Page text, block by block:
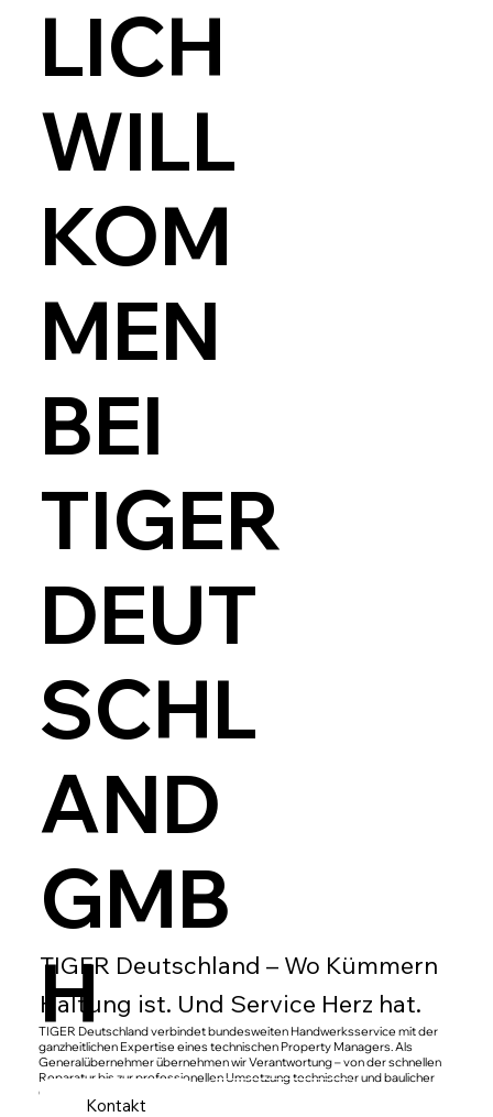
TIGER Deutschland – Wo Kümmern
Haltung ist. Und Service Herz hat.
TIGER Deutschland verbindet bundesweiten Handwerksservice mit der
ganzheitlichen Expertise eines technischen Property Managers. Als
Generalübernehmer übernehmen wir Verantwortung – von der schnellen
Reparatur bis zur professionellen Umsetzung technischer und baulicher
CAPEX-Maßnahmen.
LICH
WILL
KOM
MEN
BEI
TIGER
DEUT
SCHL
AND
GMB
H
Kontakt